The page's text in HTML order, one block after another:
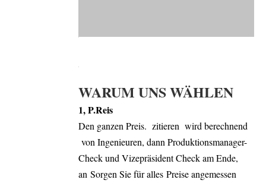
WARUM UNS WÄHLEN
1, P.Reis
Den ganzen Preis. zitieren wird berechnend
von Ingenieuren, dann Produktionsmanager-
Check und Vizepräsident Check am Ende,
an Sorgen Sie für alles Preise angemessen